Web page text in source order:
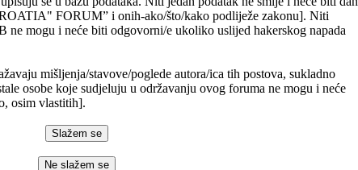
FORUM” i onih-ako/što/kako podliježe zakonu]. Niti
mogu i neće biti odgovorni/e ukoliko uslijed hakerskog napada
mišljenja/stavove/poglede autora/ica tih postova, sukladno
osobe koje sudjeluju u održavanju ovog foruma ne mogu i neće
osim vlastitih].